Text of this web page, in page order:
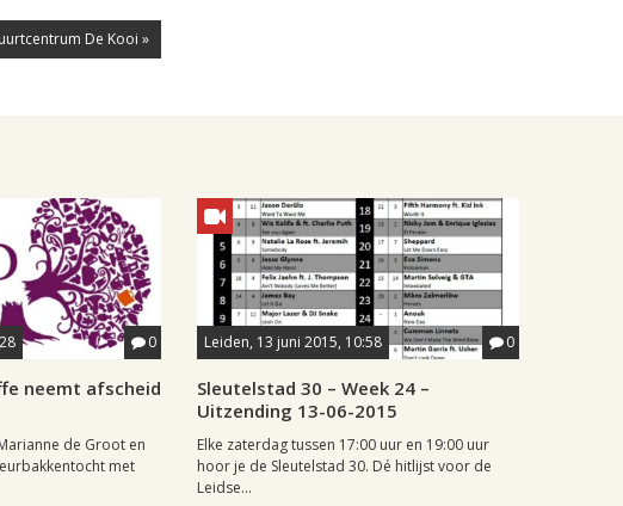
De Kooi »
0
neemt afscheid
de Groot en
met
Leiden, 13 juni 2015, 10:58 0
Sleutelstad 30 – Week 24 –
Uitzending 13-06-2015
Elke zaterdag tussen 17:00 uur en 19:00 uur
hoor je de Sleutelstad 30. Dé hitlijst voor de
Leidse...